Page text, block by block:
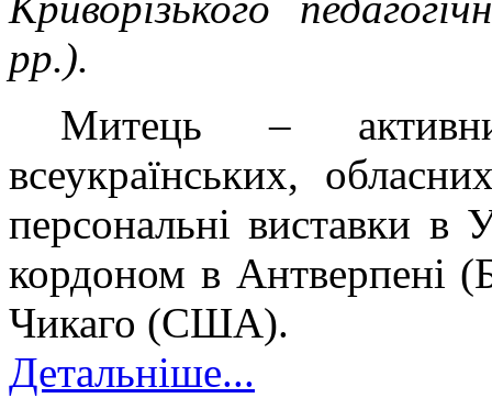
рр.).
Митець –
всеукраїнських,
персональні виставки в
кордоном в Антверпені
Чикаго (США).
Детальніше...